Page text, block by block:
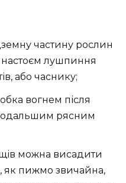
частину рослин
настоєм лушпиння
або часнику;
вогнем після
рясним
можна висадити
як пижмо звичайна,